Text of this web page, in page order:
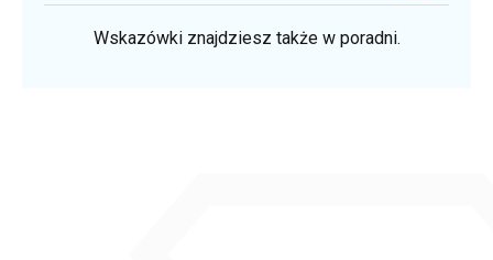
Wskazówki znajdziesz także w poradni.